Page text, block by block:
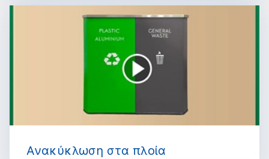
Ανακύκλωση στα πλοία